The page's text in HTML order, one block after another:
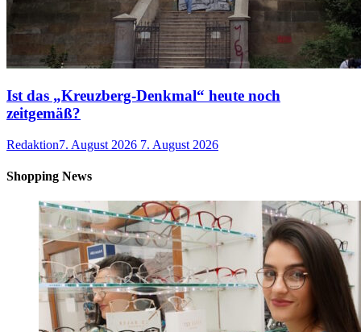
Ist das „Kreuzberg-Denkmal“ heute noch
zeitgemäß?
Redaktion7. August 2026 7. August 2026
Shopping News